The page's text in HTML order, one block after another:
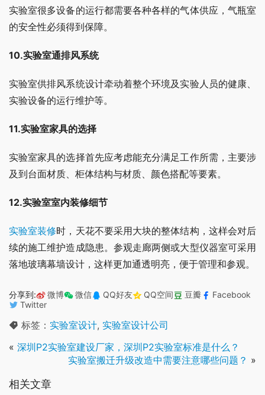
实验室很多设备的运行都需要各种各样的气体供应，气瓶室
的安全性必须得到保障。
10.实验室通排风系统
实验室供排风系统设计牵动着整个环境及实验人员的健康、
实验设备的运行维护等。
11.实验室家具的选择
实验室家具的选择首先应考虑能充分满足工作所需，主要涉
及到台面材质、柜体结构与材质、颜色搭配等要素。
12.实验室室内装修细节
实验室装修时，天花不要采用大块的整体结构，这样会对后
续的施工维护造成隐患。参观走廊两侧或大型仪器室可采用
落地玻璃幕墙设计，这样更加通透明亮，便于管理和参观。
分享到: 微博 微信 QQ好友 QQ空间 豆瓣
Facebook
Twitter
标签： 实验室设计, 实验室设计公司
« 深圳P2实验室建设厂家，深圳P2实验室标准是什么？
实验室搬迁升级改造中需要注意哪些问题？ »
相关文章